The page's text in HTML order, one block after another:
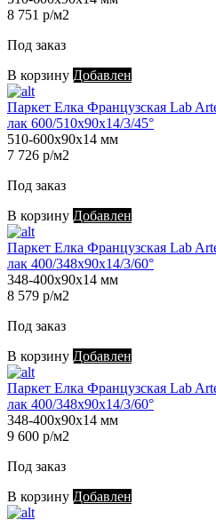
8 751 р/м2
Под заказ
В корзину Добавлен
Паркет Елка Французская Lab
лак 600/510х90х14/3/45°
510-600х90х14 мм
7 726 р/м2
Под заказ
В корзину Добавлен
Паркет Елка Французская Lab
лак 400/348х90х14/3/60°
348-400х90х14 мм
8 579 р/м2
Под заказ
В корзину Добавлен
Паркет Елка Французская Lab
лак 400/348х90х14/3/60°
348-400х90х14 мм
9 600 р/м2
Под заказ
В корзину Добавлен